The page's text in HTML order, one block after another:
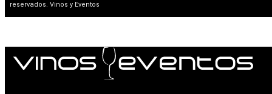
reservados. Vinos y Eventos